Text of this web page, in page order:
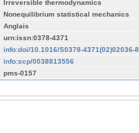
Irreversible thermodynamics
Nonequilibrium statistical mechanics
Anglais
urn:issn:0378-4371
info:doi/10.1016/S0378-4371(02)02036-8
info:scp/0038813556
pms-0157